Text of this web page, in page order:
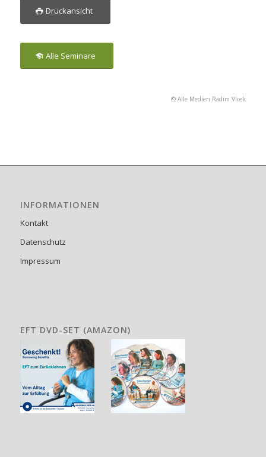
Druckansicht
Alle Seminare
© Alle Medien Radim Vlcek
INFORMATIONEN
Kontakt
Datenschutz
Impressum
EFT DVD-SET (AMAZON)